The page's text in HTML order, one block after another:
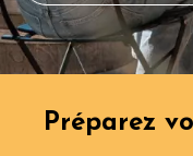
Préparez